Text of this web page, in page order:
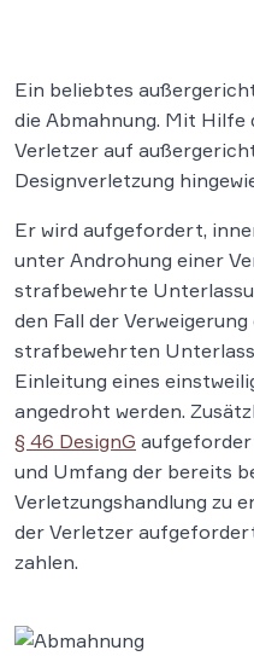
Ein beliebtes
die Abmahnung. Mit Hilfe
Verletzer auf
Designverletzung
Er wird aufgefordert,
unter Androhung einer
strafbewehrte
den Fall der
strafbewehrten
Einleitung eines
angedroht werden.
§ 46 DesignG
und Umfang der bereits
Verletzungshandlung zu
der Verletzer
zahlen.